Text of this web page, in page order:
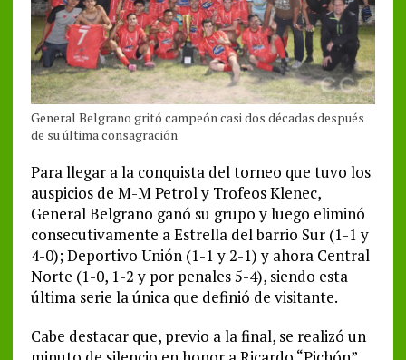
General Belgrano gritó campeón casi dos décadas después
de su última consagración
Para llegar a la conquista del torneo que tuvo los
auspicios de M-M Petrol y Trofeos Klenec,
General Belgrano ganó su grupo y luego eliminó
consecutivamente a Estrella del barrio Sur (1-1 y
4-0); Deportivo Unión (1-1 y 2-1) y ahora Central
Norte (1-0, 1-2 y por penales 5-4), siendo esta
última serie la única que definió de visitante.
Cabe destacar que, previo a la final, se realizó un